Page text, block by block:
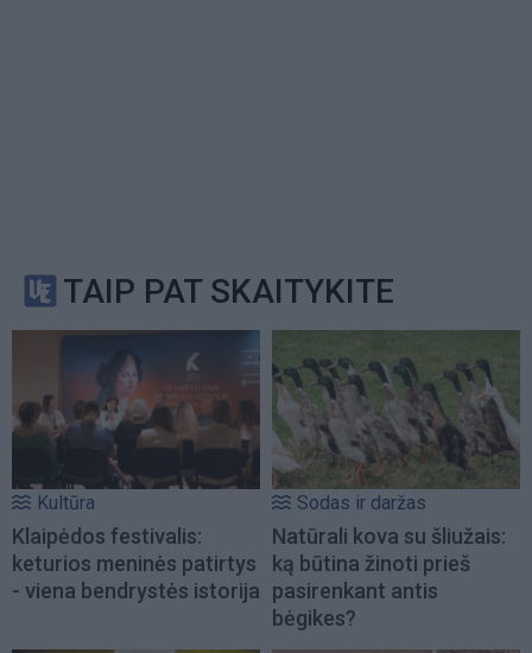
TAIP PAT SKAITYKITE
Kultūra
Klaipėdos festivalis:
keturios meninės patirtys
- viena bendrystės istorija
Sodas ir daržas
Natūrali kova su šliužais:
ką būtina žinoti prieš
pasirenkant antis
bėgikes?